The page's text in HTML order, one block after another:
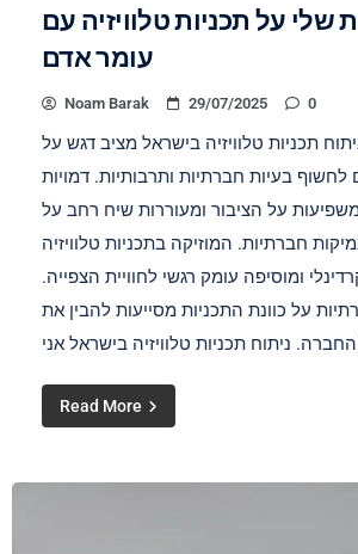
שלי על תכניות טלוויזיה עם
עומר אדם
Noam Barak 29/07/2025 0
תכניות טלוויזיה בישראל מציב דגש על
לחשוף בעיות חברתיות ותרבותיות. דמויות
על הציבור ומעוררות שיח רחב על
חברתיות. המוזיקה בתכניות טלוויזיה
ומוסיפה עומק רגשי לחוויית הצפייה.
על כוונת התכניות מסייעות להבין את
Read More